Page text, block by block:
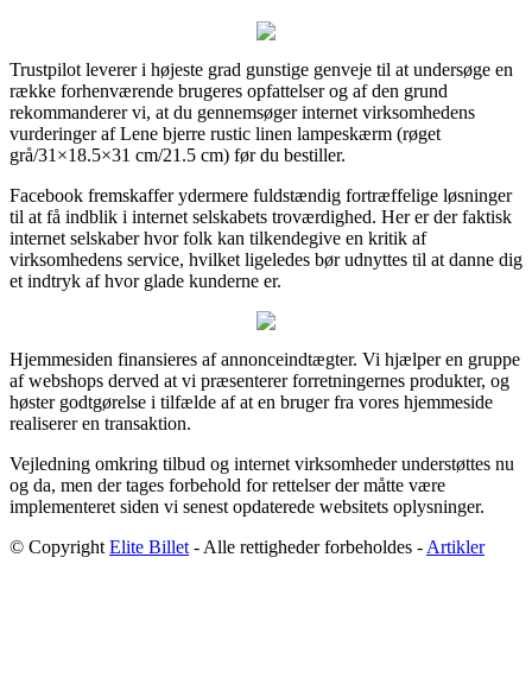
Trustpilot leverer i højeste grad gunstige genveje til at undersøge en
række forhenværende brugeres opfattelser og af den grund
rekommanderer vi, at du gennemsøger internet virksomhedens
vurderinger af Lene bjerre rustic linen lampeskærm (røget
grå/31×18.5×31 cm/21.5 cm) før du bestiller.
Facebook fremskaffer ydermere fuldstændig fortræffelige løsninger
til at få indblik i internet selskabets troværdighed. Her er der faktisk
internet selskaber hvor folk kan tilkendegive en kritik af
virksomhedens service, hvilket ligeledes bør udnyttes til at danne dig
et indtryk af hvor glade kunderne er.
Hjemmesiden finansieres af annonceindtægter. Vi hjælper en gruppe
af webshops derved at vi præsenterer forretningernes produkter, og
høster godtgørelse i tilfælde af at en bruger fra vores hjemmeside
realiserer en transaktion.
Vejledning omkring tilbud og internet virksomheder understøttes nu
og da, men der tages forbehold for rettelser der måtte være
implementeret siden vi senest opdaterede websitets oplysninger.
© Copyright Elite Billet - Alle rettigheder forbeholdes - Artikler